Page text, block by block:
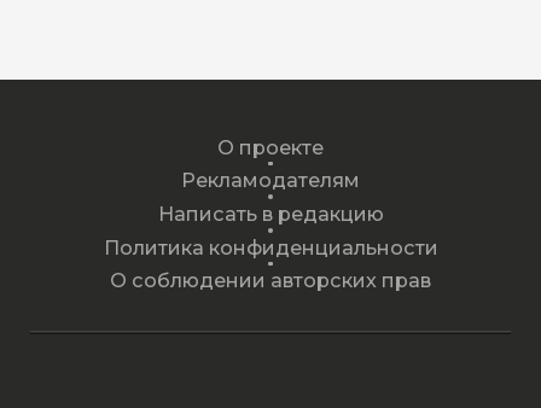
О проекте
Рекламодателям
Написать в редакцию
Политика конфиденциальности
О соблюдении авторских прав